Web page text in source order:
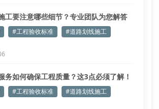
工要注意哪些细节？专业团队为您解答
#工程验收标准 #道路划线施工
务如何确保工程质量？这3点必须了解！
#工程验收标准 #道路划线施工